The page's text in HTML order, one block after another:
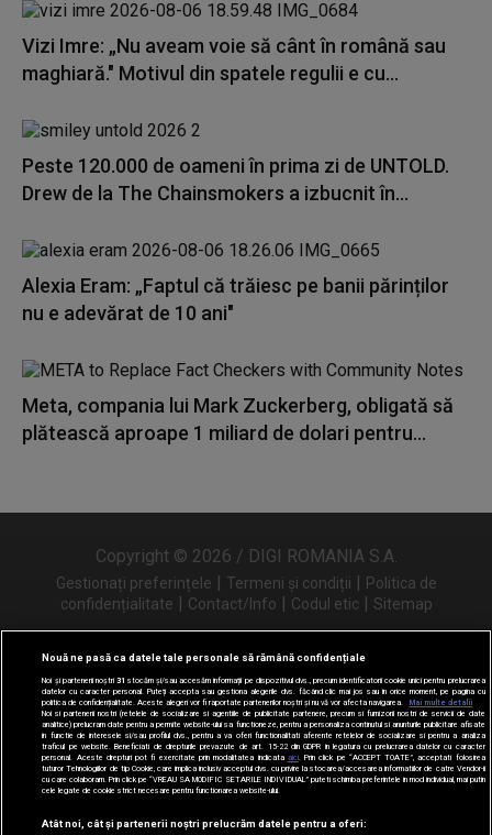
Vizi Imre: „Nu aveam voie să cânt în română sau
maghiară." Motivul din spatele regulii e cu...
Peste 120.000 de oameni în prima zi de UNTOLD.
Drew de la The Chainsmokers a izbucnit în...
Alexia Eram: „Faptul că trăiesc pe banii părinților
nu e adevărat de 10 ani"
Meta, compania lui Mark Zuckerberg, obligată să
plătească aproape 1 miliard de dolari pentru...
Copyright © 2026 / DIGI ROMANIA S.A.
Gestionați preferințele | Termeni și condiții | Politica de
confidențialitate | Contact/Info | Codul etic | Sitemap
Urmărește-ne și pe
Nouă ne pasă ca datele tale personale să rămână confidențiale
Noi și partenerii noștri31 stocăm și/sau accesăm informații pe dispozitivul dvs., precum identificatorii cookie unici pentru prelucrarea
datelor cu caracter personal. Puteți accepta sau gestiona alegerile dvs. făcând clic mai jos sau în orice moment, pe pagina cu
politica de confidențialitate. Aceste alegeri vor fi raportate partenerilor noștri și nu vă vor afecta navigarea.
Mai multe detalii
Noi si partenerii nostri (retelele de socializare si agentiile de publicitate partenere, precum si furnizorii nostri de servicii de date
analitice) prelucram date pentru a permite website-ului sa functioneze, pentru a personaliza continutul si anunturile publicitare afisate
in functie de interesele si/sau profilul dvs., pentru a va oferi functionalitati aferente retelelor de socializare si pentru a analiza
traficul pe website. Beneficiati de drepturile prevazute de art. 15-22 din GDPR in legatura cu prelucrarea datelor cu caracter
personal. Aceste drepturi pot fi exercitate prin modalitatea indicata aici. Prin click pe “ACCEPT TOATE”, acceptati folosirea
tuturor Tehnologiilor de tip Cookie, care implica inclusiv acceptul dvs. cu privire la stocarea/accesarea informatiilor de catre Vendor-ii
cu care colaboram. Prin click pe “VREAU SA MODIFIC SETARILE INDIVIDUAL” puteti schimba preferintele in mod individual, mai putin
cele legate de cookie strict necesare pentru functionarea website-ului.
Atât noi, cât și partenerii noștri prelucrăm datele pentru a oferi: